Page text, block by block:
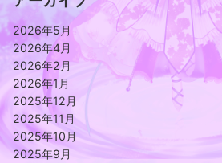
2026年5月
2026年4月
2026年2月
2026年1月
2025年12月
2025年11月
2025年10月
2025年9月